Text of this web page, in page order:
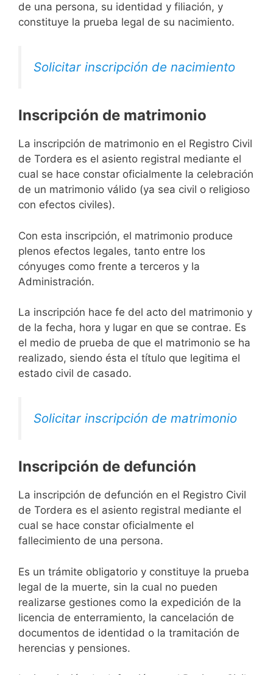
de una persona, su identidad y filiación, y
constituye la prueba legal de su nacimiento.
Solicitar inscripción de nacimiento
Inscripción de matrimonio
La inscripción de matrimonio en el Registro Civil
de Tordera es el asiento registral mediante el
cual se hace constar oficialmente la celebración
de un matrimonio válido (ya sea civil o religioso
con efectos civiles).
Con esta inscripción, el matrimonio produce
plenos efectos legales, tanto entre los
cónyuges como frente a terceros y la
Administración.
La inscripción hace fe del acto del matrimonio y
de la fecha, hora y lugar en que se contrae. Es
el medio de prueba de que el matrimonio se ha
realizado, siendo ésta el título que legitima el
estado civil de casado.
Solicitar inscripción de matrimonio
Inscripción de defunción
La inscripción de defunción en el Registro Civil
de Tordera es el asiento registral mediante el
cual se hace constar oficialmente el
fallecimiento de una persona.
Es un trámite obligatorio y constituye la prueba
legal de la muerte, sin la cual no pueden
realizarse gestiones como la expedición de la
licencia de enterramiento, la cancelación de
documentos de identidad o la tramitación de
herencias y pensiones.